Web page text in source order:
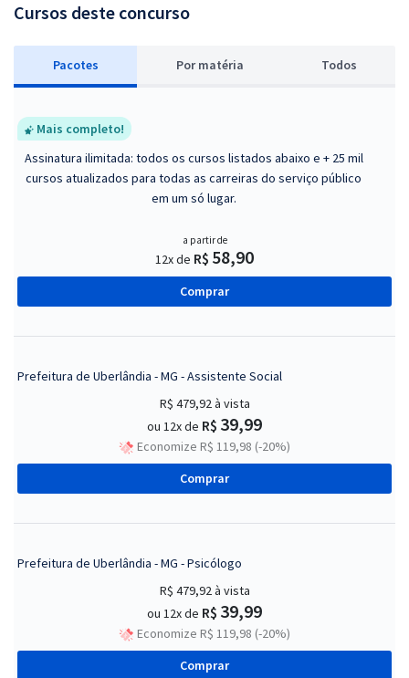
Cursos deste concurso
Pacotes Por matéria Todos
Mais completo!
Assinatura ilimitada: todos os cursos listados abaixo e + 25 mil
cursos atualizados para todas as carreiras do serviço público
em um só lugar.
a partir de
12x de R$ 58,90
Comprar
Prefeitura de Uberlândia - MG - Assistente Social
R$ 479,92à vista
ou 12x de R$ 39,99
Economize R$ 119,98 (-20%)
Comprar
Prefeitura de Uberlândia - MG - Psicólogo
R$ 479,92à vista
ou 12x de R$ 39,99
Economize R$ 119,98 (-20%)
Comprar